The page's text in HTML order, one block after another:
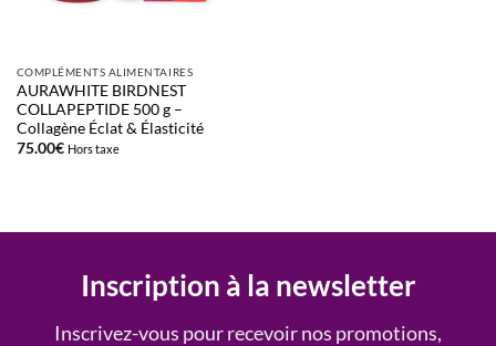
COMPLÉMENTS ALIMENTAIRES
AURAWHITE BIRDNEST
COLLAPEPTIDE 500 g –
Collagène Éclat & Élasticité
75.00€ Hors taxe
Inscription à la newsletter
Inscrivez-vous pour recevoir nos promotions,